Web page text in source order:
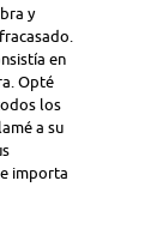
y
en
Opté
los
a su
importa